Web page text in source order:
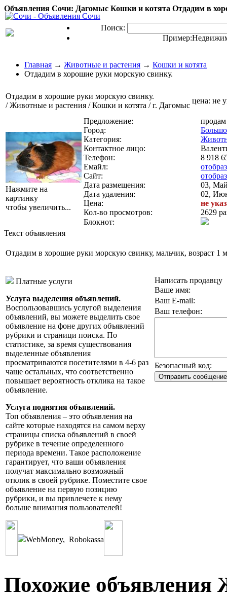
Объявления Сочи: Дагомыс Кошки и котята Отдадим в
Поиск:
Пример:
Главная → Животные и растения → Кошки и котята
Отдадим в хорошие руки морскую свинку.
Отдадим в хорошие руки морскую свинку.
/ Животные и растения / Кошки и котята / г. Дагомыс
цена: не
Нажмите на
картинку
чтобы увеличить...
Предложение:
продам
Город:
Категория:
Контактное лицо:
Телефон:
8 918
Емайл:
Сайт:
Дата размещения:
03,
Дата удаления:
02,
Цена:
не
Кол-во просмотров:
2629
Блокнот:
Текст объявления
Отдадим в хорошие руки морскую свинку, мальчик, возраст 1
Платные услуги
Услуга выделения объявлений.
Воспользовавшись услугой выделения
объявлений, вы можете выделить свое
объявление на фоне других объявлений
рубрики и страници поиска. По
статистике, за время существования
выделенные объявления
просматриваются посетителями в 4-6 раз
чаще остальных, что соответственно
повышает вероятность отклика на такое
объявление.
Услуга поднятия объявлений.
Топ объявления – это объявления на
сайте которые находятся на самом верху
страницы списка объявлений в своей
рубрике в течение определенного
периода времени. Такое расположение
гарантирует, что ваши объявления
получат максимально возможный
отклик в своей рубрике. Поместите свое
объявление на первую позицию
рубрики, и вы привлечете к нему
больше внимания пользователей!
WebMoney, Robokassa
Написать продавцу
Ваше имя:
Ваш E-mail:
Ваш телефон:
Безопасный код:
Похожие объявления